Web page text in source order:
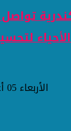
الأربعاء 05 أغسطس 2026 04:42 مساءً